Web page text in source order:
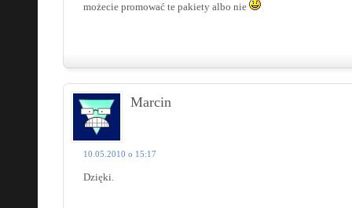
możecie promować te pakiety albo nie
Marcin
10.05.2010 o 15:17
Dzięki.